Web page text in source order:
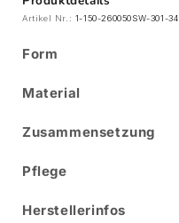
Artikel Nr.: 1-150-260050SW-301-34
Form
Material
Zusammensetzung
Pflege
Herstellerinfos